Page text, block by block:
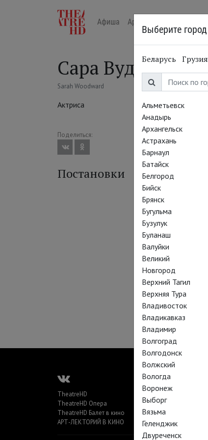
Афиша Арт-лекторий в кино
Сара Вудворд
Sarah Woodward
Актриса
Поделиться:
Постановки
TheatreHD
TheatreHD Опера
TheatreHD Балет в кино
АРТ-ЛЕКТОРИЙ В КИНО
Выберите город
Беларусь Грузия
Альметьевск
Анадырь
Архангельск
Астрахань
Барнаул
Батайск
Белгород
Бийск
Брянск
Бугульма
Бузулук
Буланаш
Валуйки
Великий
Новгород
Верхний Тагил
Верхняя Тура
Владивосток
Владикавказ
Владимир
Волгоград
Волгодонск
Волжский
Вологда
Воронеж
Выборг
Вязьма
Геленджик
Двуреченск